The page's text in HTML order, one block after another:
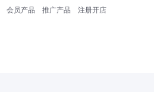
会员产品 推广产品 注册开店